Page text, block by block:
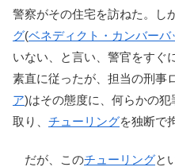
警察がその住宅を訪ねた。し
グ(ベネディクト・カンバーバ
いない、と言い、警官をすぐ
素直に従ったが、担当の刑事
ア)はその態度に、何らかの
取り、 チューリングを独断で
だが、このチューリングと